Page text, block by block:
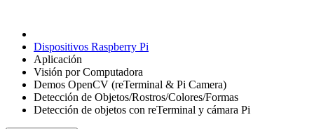
Dispositivos Raspberry Pi
Aplicación
Visión por Computadora
Demos OpenCV (reTerminal & Pi Camera)
Detección de Objetos/Rostros/Colores/Formas
Detección de objetos con reTerminal y cámara Pi